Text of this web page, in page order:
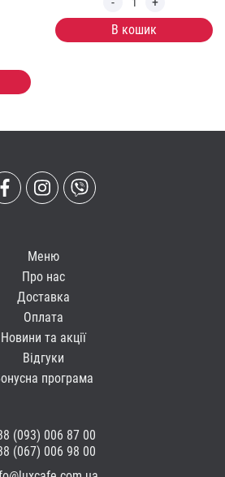
В кошик
Меню
Про нас
Доставка
Оплата
Новини та акції
Відгуки
програма
(093) 006 87 00
(067) 006 98 00